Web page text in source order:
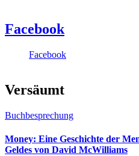
Facebook
Facebook
Versäumt
Buchbesprechung
Money: Eine Geschichte der
Geldes von David McWilliams